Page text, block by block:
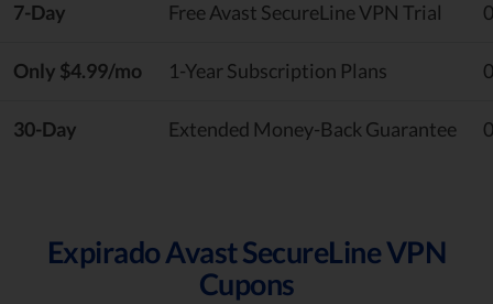
7-Day Free Avast SecureLine VPN Trial
Only $4.99/mo 1-Year Subscription Plans
30-Day Extended Money-Back Guarantee
Expirado Avast SecureLine VPN
Cupons